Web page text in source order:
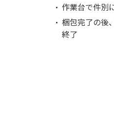
作業台で件別
梱包完了の後
終了